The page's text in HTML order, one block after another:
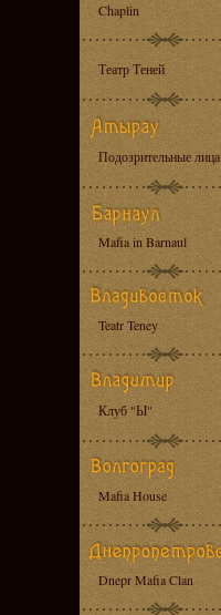
Chaplin
Театр Теней
Подозрительные лица
Mafia in Barnaul
Teatr Teney
Клуб "Ы"
Mafia House
Dnepr Mafia Clan